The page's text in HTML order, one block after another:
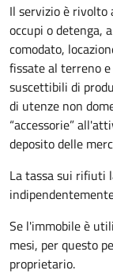
Il servizio è rivolto
occupi o detenga,
comodato,
fissate al terreno
suscettibili di
di utenze non
“accessorie”
deposito delle
La tassa sui rifiuti
Se l'immobile è
mesi, per questo
proprietario.